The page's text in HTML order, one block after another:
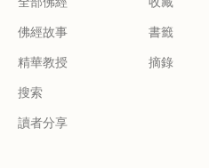
佛經故事
精華教授
搜索
讀者分享
書籤
摘錄